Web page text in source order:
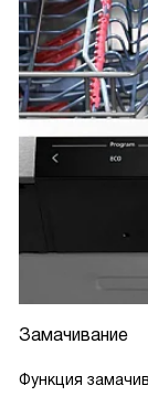
Замачивание
Функция